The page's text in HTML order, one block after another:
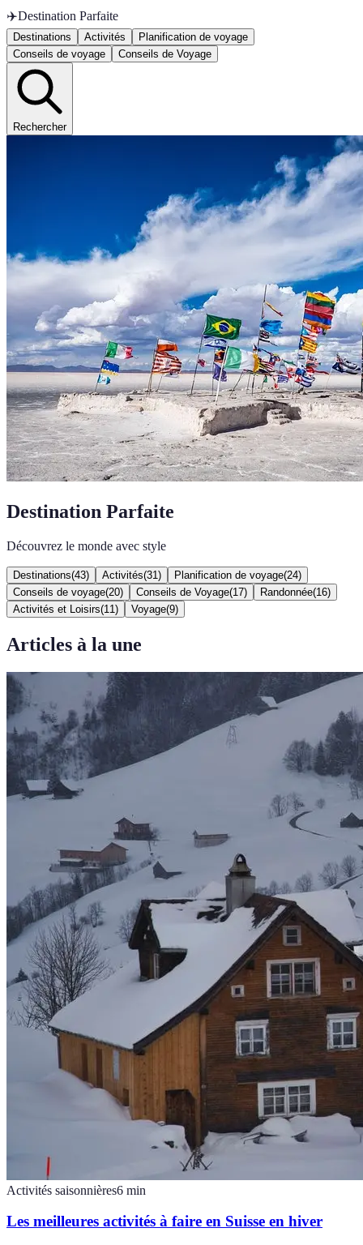
✈️Destination Parfaite
Destinations Activités
Planification de voyage
Conseils de voyage
Conseils de Voyage
Rechercher
Destination Parfaite
Découvrez le monde avec style
Destinations(43) Activités(31 ) Planification de voyage(24)
Conseils de voyage(20) Conseils de Voyage(17) Randonnée(16)
Activités et Loisirs(11 ) Voyage(9)
Articles à la une
Activités saisonnières6 min
Les meilleures activités à faire en Suisse en hiver